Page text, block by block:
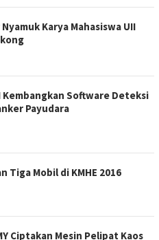
Karya Mahasiswa UII
Kembangkan Software Deteksi
Payudara
Tiga Mobil di KMHE 2016
Ciptakan Mesin Pelipat Kaos